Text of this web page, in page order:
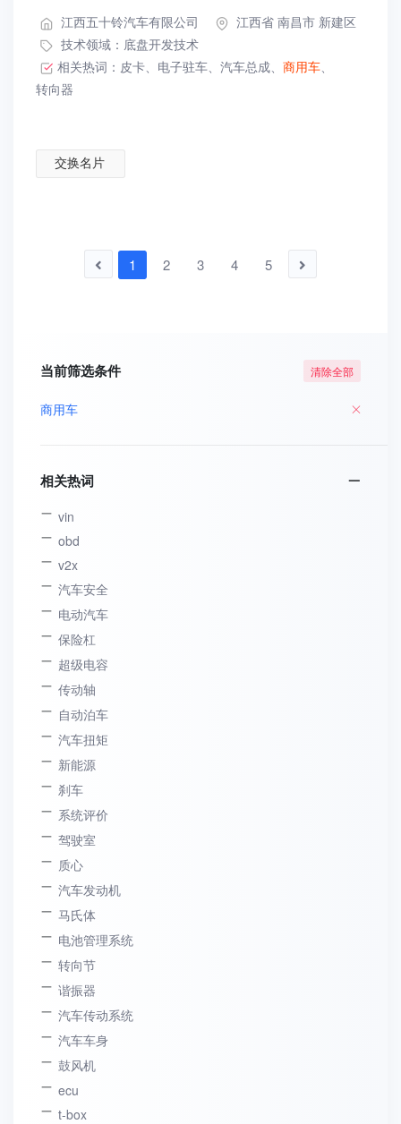
江西五十铃汽车有限公司
江西省 南昌市 新建区
技术领域： 底盘开发技术
相关热词： 皮卡、 电子驻车、 汽车总成、 商用车、
转向器
交换名片
1 2 3 4 5
当前筛选条件 清除全部
商用车
相关热词
vin
obd
v2x
汽车安全
电动汽车
保险杠
超级电容
传动轴
自动泊车
汽车扭矩
新能源
刹车
系统评价
驾驶室
质心
汽车发动机
马氏体
电池管理系统
转向节
谐振器
汽车传动系统
汽车车身
鼓风机
ecu
t-box